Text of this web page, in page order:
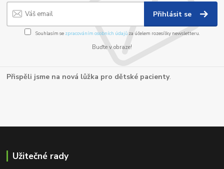
Přihlásit se
Souhlasím se zpracováním osobních údajůza účelem rozesílky newsletteru.
Buďte v obraze!
Přispěli jsme na nová lůžka pro dětské pacienty.
Užitečné rady